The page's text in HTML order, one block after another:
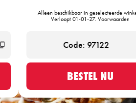
Alleen beschikbaar in geselecteerde
Verloopt 01-01-27. Voorwaarden
BESTEL NU